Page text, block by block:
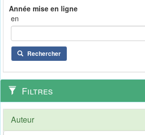
en
Rechercher
Filtres
Auteur